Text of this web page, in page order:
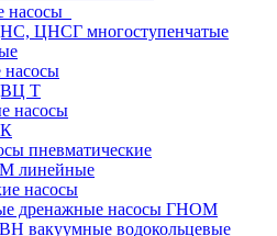
ЦНСГ многоступенчатые
Т
насосы
пневматические
линейные
насосы
дренажные насосы ГНОМ
вакуумные водокольцевые